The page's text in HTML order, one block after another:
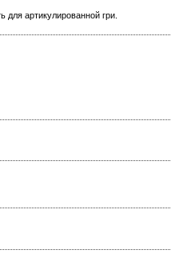
для артикулированной гри.